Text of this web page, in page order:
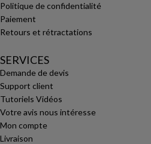
Politique de confidentialité
Paiement
Retours et rétractations
SERVICES
Demande de devis
Support client
Tutoriels Vidéos
Votre avis nous intéresse
Mon compte
Livraison